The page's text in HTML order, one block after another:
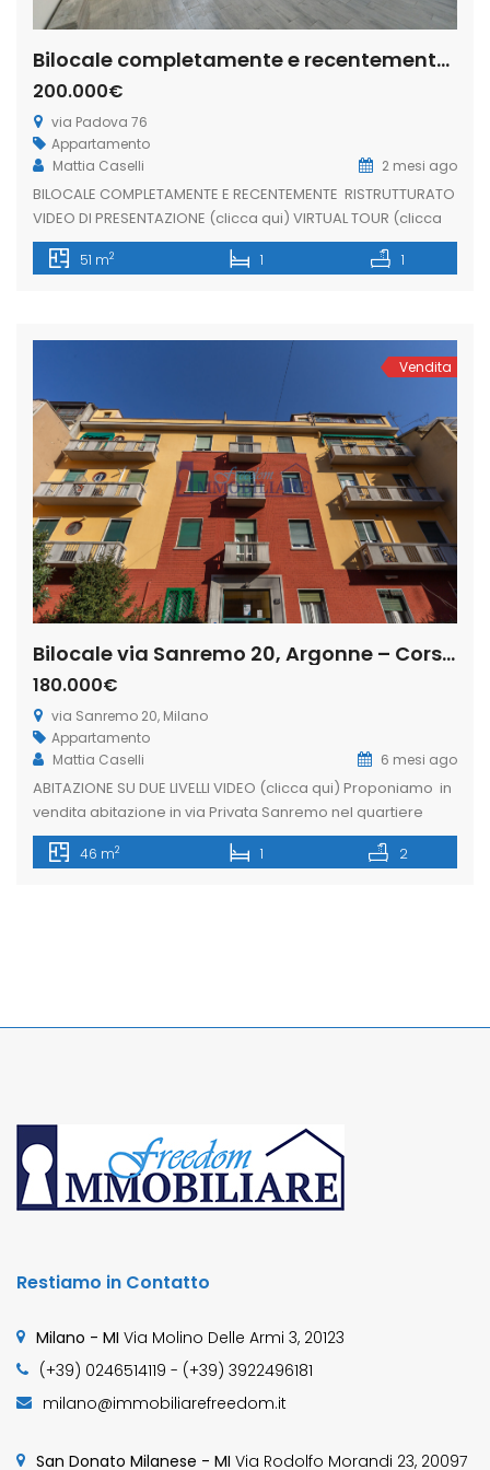
Bilocale completamente e recentemente, via Padova 76, Parco Trotter, Milano (Rif. IFM212)
200.000€
via Padova 76
Appartamento
Mattia Caselli
2 mesi ago
BILOCALE COMPLETAMENTE E RECENTEMENTE RISTRUTTURATO
VIDEO DI PRESENTAZIONE (clicca qui) VIRTUAL TOUR (clicca
qui) In via Padova una delle arterie più lunghe e storiche di
Milano, proponiamo in vendita, appartamento
rigenerazione urbana. La soluzione posta al quarto piano
51 m2 1 1
Vendita
Bilocale via Sanremo 20, Argonne – Corsica, Milano (Rif. IFM 202)
180.000€
via Sanremo 20, Milano
Appartamento
Mattia Caselli
6 mesi ago
ABITAZIONE SU DUE LIVELLI VIDEO (clicca qui) Proponiamo in
vendita abitazione in via Privata Sanremo nel quartiere
Corsica/Argonne in contesto signorile, ben servita dai
mezzi pubblici di superfice a due passi dalla stazione di
46 m2 1 2
Restiamo in Contatto
Milano - MI Via Molino Delle Armi 3, 20123
(+39) 0246514119 - (+39) 3922496181
milano@immobiliarefreedom.it
San Donato Milanese - MI Via Rodolfo Morandi 23, 20097